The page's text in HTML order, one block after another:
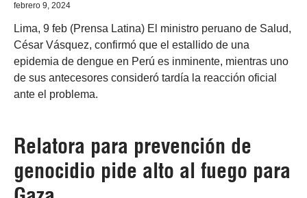
febrero 9, 2024
Lima, 9 feb (Prensa Latina) El ministro peruano de Salud,
César Vásquez, confirmó que el estallido de una
epidemia de dengue en Perú es inminente, mientras uno
de sus antecesores consideró tardía la reacción oficial
ante el problema.
Relatora para prevención de
genocidio pide alto al fuego para